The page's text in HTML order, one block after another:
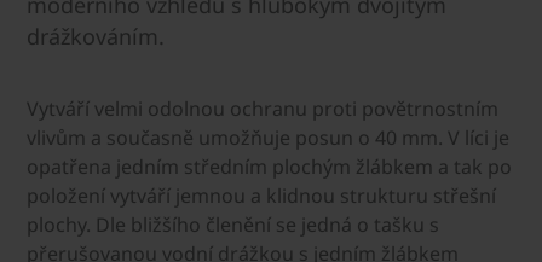
drážkováním.
Vytváří velmi odolnou ochranu proti povětrnostním
vlivům a současně umožňuje posun o 40 mm. V líci je
opatřena jedním středním plochým žlábkem a tak po
položení vytváří jemnou a klidnou strukturu střešní
plochy. Dle bližšího členění se jedná o tašku s
přerušovanou vodní drážkou s jedním žlábkem